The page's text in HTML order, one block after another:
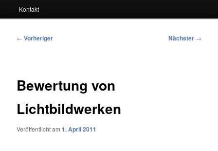
Kontakt
Beitragsnavigation
← Vorheriger Nächster →
Bewertung von
Lichtbildwerken
Veröffentlicht am1. April 2011